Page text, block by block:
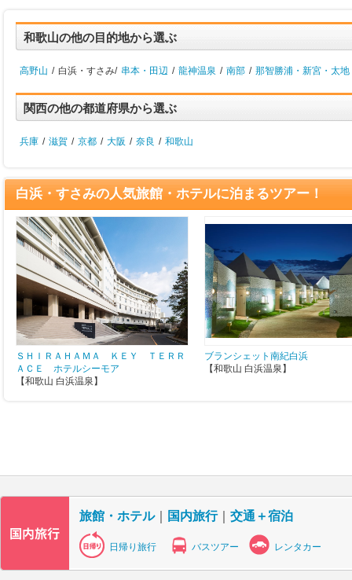
和歌山の他の目的地から選ぶ
高野山 / 白浜・すさみ/ 串本・田辺 / 龍神温泉 / 南部 / 那智勝浦・新宮・太地
関西の他の都道府県から選ぶ
兵庫 / 滋賀 / 京都 / 大阪 / 奈良 / 和歌山
白浜・すさみの人気旅館・ホテルに泊まるツアー！
ＳＨＩＲＡＨＡＭＡ ＫＥＹ ＴＥＲＲ
ＡＣＥ ホテルシーモア
【和歌山 白浜温泉】
ブランシェット南紀白浜
【和歌山 白浜温泉】
旅館・ホテル｜ 国内旅行｜ 交通＋宿泊
日帰り旅行 バスツアー レンタカー